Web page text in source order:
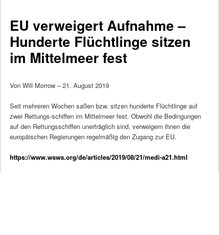
EU verweigert Aufnahme –
Hunderte Flüchtlinge sitzen
im Mittelmeer fest
Von Will Morrow – 21. August 2019
Seit mehreren Wochen saßen bzw. sitzen hunderte Flüchtlinge auf
zwei Rettungs-schiffen im Mittelmeer fest. Obwohl die Bedingungen
auf den Rettungsschiffen unerträglich sind, verweigern ihnen die
europäischen Regierungen regelmäßig den Zugang zur EU.
https://www.wsws.org/de/articles/2019/08/21/medi-a21.html